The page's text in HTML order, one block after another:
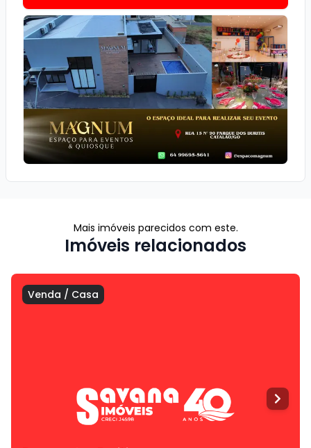
Mais imóveis parecidos com este.
Imóveis relacionados
Venda / Casa